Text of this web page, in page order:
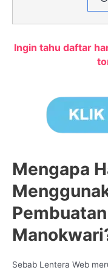
Ingin tahu daftar
Mengapa
Sebab Lentera Web